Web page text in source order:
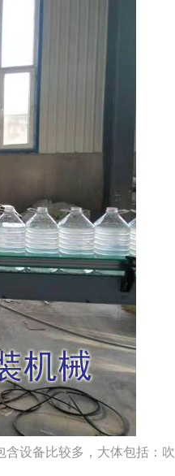
设备比较多，大体包括：吹